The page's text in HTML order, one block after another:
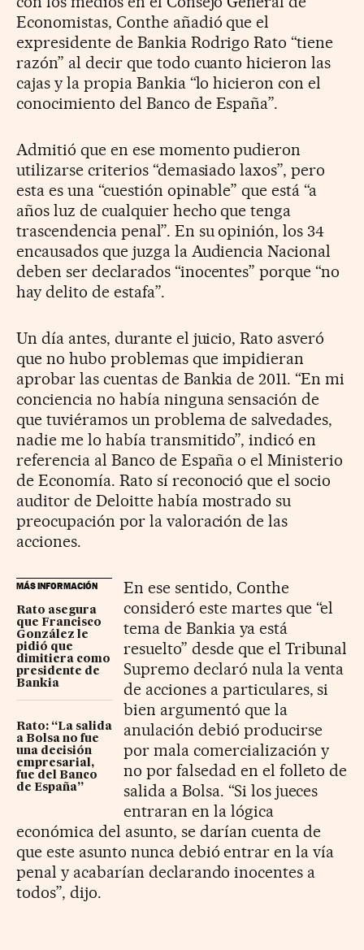
Economistas, Conthe añadió que el
expresidente de Bankia Rodrigo Rato “tiene
razón” al decir que todo cuanto hicieron las
cajas y la propia Bankia “lo hicieron con el
conocimiento del Banco de España”.
Admitió que en ese momento pudieron
utilizarse criterios “demasiado laxos”, pero
esta es una “cuestión opinable” que está “a
años luz de cualquier hecho que tenga
trascendencia penal”. En su opinión, los 34
encausados que juzga la Audiencia Nacional
deben ser declarados “inocentes” porque “no
hay delito de estafa”.
Un día antes, durante el juicio, Rato asveró
que no hubo problemas que impidieran
aprobar las cuentas de Bankia de 2011. “En mi
conciencia no había ninguna sensación de
que tuviéramos un problema de salvedades,
nadie me lo había transmitido”, indicó en
referencia al Banco de España o el Ministerio
de Economía. Rato sí reconoció que el socio
auditor de Deloitte había mostrado su
preocupación por la valoración de las
acciones.
MÁS INFORMACIÓN
Rato asegura
que Francisco
González le
pidió que
dimitiera como
presidente de
Bankia
Rato: “La salida
a Bolsa no fue
una decisión
empresarial,
fue del Banco
de España”
En ese sentido, Conthe
consideró este martes que “el
tema de Bankia ya está
resuelto” desde que el Tribunal
Supremo declaró nula la venta
de acciones a particulares, si
bien argumentó que la
anulación debió producirse
por mala comercialización y
no por falsedad en el folleto de
salida a Bolsa. “Si los jueces
entraran en la lógica
económica del asunto, se darían cuenta de
que este asunto nunca debió entrar en la vía
penal y acabarían declarando inocentes a
todos”, dijo.